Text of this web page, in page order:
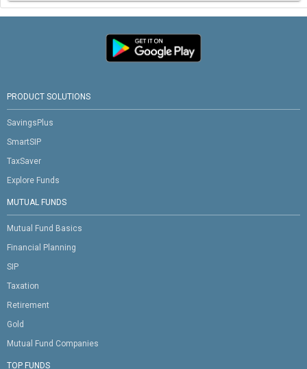
PRODUCT SOLUTIONS
SavingsPlus
SmartSIP
TaxSaver
Explore Funds
MUTUAL FUNDS
Mutual Fund Basics
Financial Planning
SIP
Taxation
Retirement
Gold
Mutual Fund Companies
TOP FUNDS